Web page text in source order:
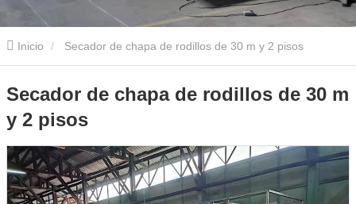
Inicio Secador de chapa de rodillos de 30 m y 2 pisos
Secador de chapa de rodillos de 30 m
y 2 pisos